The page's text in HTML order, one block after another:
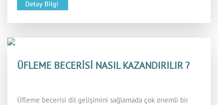
ÜFLEME BECERİSİ NASIL KAZANDIRILIR ?
Üfleme becerisi dil gelişimini sağlamada çok önemli bir